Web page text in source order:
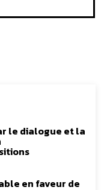
le dialogue et la
en faveur de